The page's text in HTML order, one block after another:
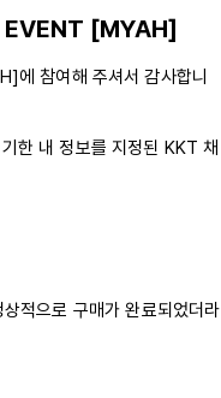
[MYAH]
참여해 주셔서 감사합니
한 내 정보를 지정된 KKT 채
적으로 구매가 완료되었더라